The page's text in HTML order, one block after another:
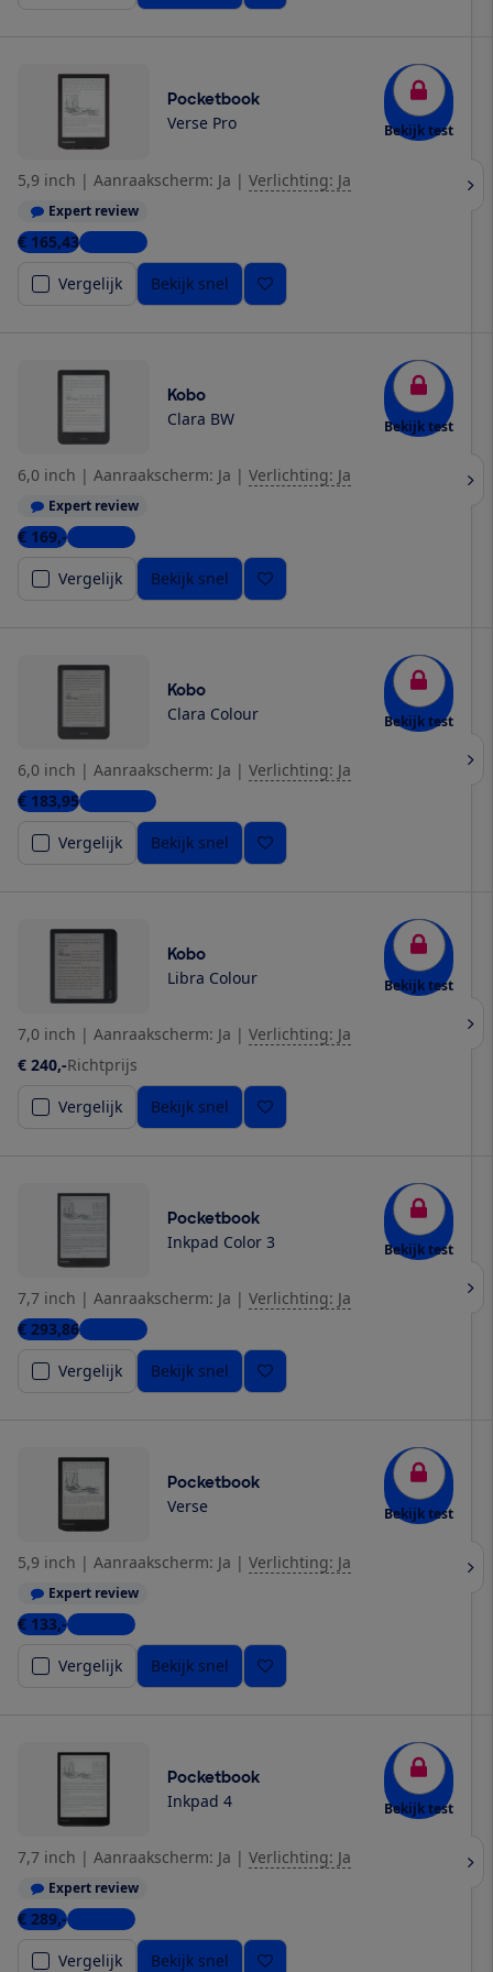
Pocketbook
Verse Pro Bekijk test
5,9 inch | Aanraakscherm: Ja | Verlichting: Ja
Expert review
€ 165,434 winkels
Vergelijk
Bekijk snel
Kobo
Clara BW Bekijk test
6,0 inch | Aanraakscherm: Ja | Verlichting: Ja
Expert review
€ 169,-9 winkels
Vergelijk
Bekijk snel
Kobo
Clara Colour Bekijk test
6,0 inch | Aanraakscherm: Ja | Verlichting: Ja
€ 183,9510 winkels
Vergelijk
Bekijk snel
Kobo
Libra Colour Bekijk test
7,0 inch | Aanraakscherm: Ja | Verlichting: Ja
€ 240,-Richtprijs
Vergelijk
Bekijk snel
Pocketbook
Inkpad Color 3 Bekijk test
7,7 inch | Aanraakscherm: Ja | Verlichting: Ja
€ 293,862 winkels
Vergelijk
Bekijk snel
Pocketbook
Verse Bekijk test
5,9 inch | Aanraakscherm: Ja | Verlichting: Ja
Expert review
€ 133,-4 winkels
Vergelijk
Bekijk snel
Pocketbook
Inkpad 4 Bekijk test
7,7 inch | Aanraakscherm: Ja | Verlichting: Ja
Expert review
€ 289,-6 winkels
Vergelijk
Bekijk snel